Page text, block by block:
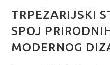
TRPEZARIJSKI
SPOJ
MODERNOG